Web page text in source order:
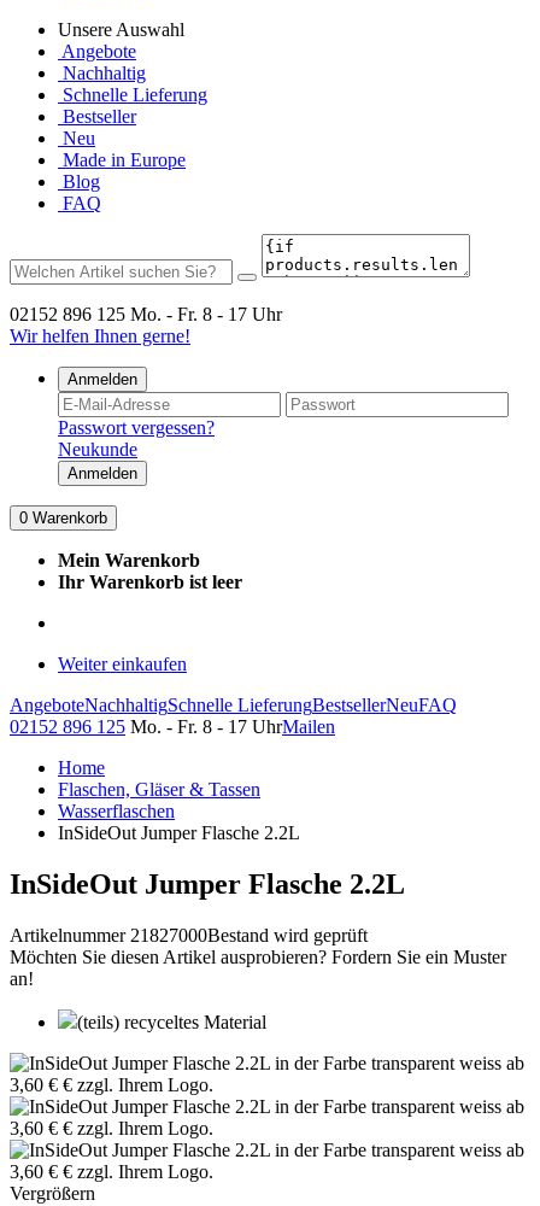
Unsere Auswahl
Angebote
Nachhaltig
Schnelle Lieferung
Bestseller
Neu
Made in Europe
Blog
FAQ
02152 896 125 Mo. - Fr. 8 - 17 Uhr
Wir helfen Ihnen gerne!
Anmelden
Passwort vergessen?
Neukunde
Anmelden
0 Warenkorb
Mein Warenkorb
Ihr Warenkorb ist leer
Weiter einkaufen
AngeboteNachhaltigSchnelle LieferungBestsellerNeuFAQ
02152 896 125 Mo. - Fr. 8 - 17 UhrMailen
Home
Flaschen, Gläser & Tassen
Wasserflaschen
InSideOut Jumper Flasche 2.2L
InSideOut Jumper Flasche 2.2L
Artikelnummer 21827000Bestand wird geprüft
Möchten Sie diesen Artikel ausprobieren? Fordern Sie ein Muster
an!
(teils) recyceltes Material
Vergrößern